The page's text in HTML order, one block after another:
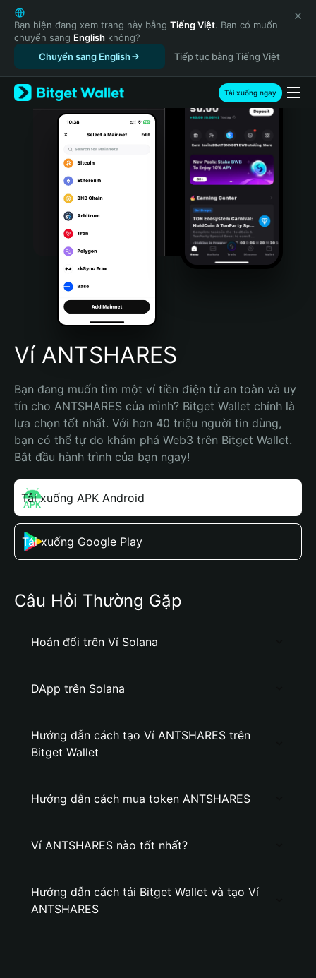
English
日本語
Tiếng Việt
Русский
Español (Latinoamérica)
Türkçe
Italiano
Português (Portugal)
Bahasa Indonesia
Português (Brasil)
Español (Argentina)
Bạn hiện đang xem trang này bằng Tiếng Việt. Bạn có muốn
chuyển sang English không?
Chuyển sang English
Tiếp tục bằng Tiếng Việt
Tải xuống ngay
Ví ANTSHARES
Bạn đang muốn tìm một ví tiền điện tử an toàn và uy
tín cho ANTSHARES của mình? Bitget Wallet chính là
lựa chọn tốt nhất. Với hơn 40 triệu người tin dùng,
bạn có thể tự do khám phá Web3 trên Bitget Wallet.
Bắt đầu hành trình của bạn ngay!
Tải xuống APK Android
Tải xuống Google Play
Câu Hỏi Thường Gặp
Hoán đổi trên Ví Solana
DApp trên Solana
Hướng dẫn cách tạo Ví ANTSHARES trên
Bitget Wallet
Hướng dẫn cách mua token ANTSHARES
Ví ANTSHARES nào tốt nhất?
Hướng dẫn cách tải Bitget Wallet và tạo Ví
ANTSHARES